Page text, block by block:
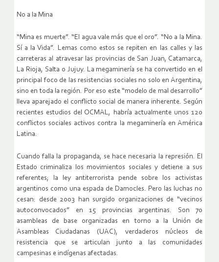
No a la Mina
“Mina es muerte”. “El agua vale más que el oro”. “No a la Mina.
Sí a la Vida”. Lemas como estos se repiten en las calles y las
carreteras al atravesar las provincias de San Juan, Catamarca,
La Rioja, Salta o Jujuy. La megaminería se ha convertido en el
principal foco de las resistencias sociales no solo en Argentina,
sino en toda la región. Por eso este “modelo de mal desarrollo”
lleva aparejado el conflicto social de manera inherente. Según
recientes estudios del OCMAL, habría actualmente unos 120
conflictos sociales activos contra la megaminería en América
Latina.
Cuando falla la propaganda, se hace necesaria la represión. El
Estado criminaliza los movimientos sociales y detiene a sus
referentes; la ley antiterrorista pende sobre los activistas
argentinos como una espada de Damocles. Pero las luchas no
cesan: desde 2003 han surgido organizaciones de “vecinos
autoconvocados” en 15 provincias argentinas. Son 70
asambleas de base organizadas en torno a la Unión de
Asambleas Ciudadanas (UAC), verdaderos núcleos de
resistencia que se articulan junto a las comunidades
campesinas e indígenas afectadas.